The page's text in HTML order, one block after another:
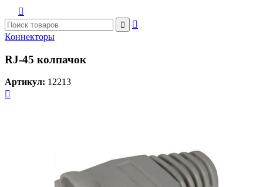



Коннекторы
RJ-45 колпачок
Артикул: 12213
